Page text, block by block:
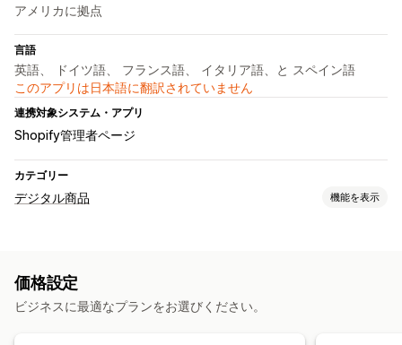
アメリカに拠点
言語
英語、 ドイツ語、 フランス語、 イタリア語、と スペイン語
このアプリは日本語に翻訳されていません
連携対象システム・アプリ
Shopify管理者ページ
カテゴリー
デジタル商品 機能を表示
ソフトウェア
価格設定
ビジネスに最適なプランをお選びください。